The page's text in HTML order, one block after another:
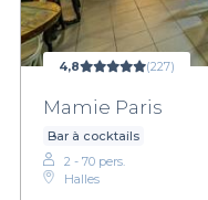
4,8 (227)
Mamie Paris
Bar à cocktails
2 - 70 pers.
Halles